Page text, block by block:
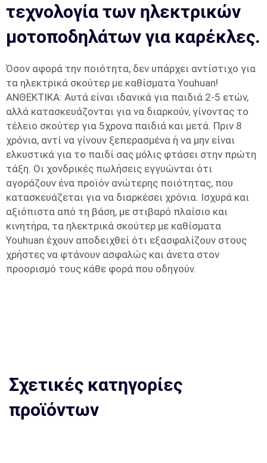
τεχνολογία των ηλεκτρικών
μοτοποδηλάτων για καρέκλες.
Όσον αφορά την ποιότητα, δεν υπάρχει αντίστιχο για
τα ηλεκτρικά σκούτερ με καθίσματα Youhuan!
ΑΝΘΕΚΤΙΚΑ: Αυτά είναι ιδανικά για παιδιά 2-5 ετών,
αλλά κατασκευάζονται για να διαρκούν, γίνοντας το
τέλειο σκούτερ για 5χρονα παιδιά και μετά. Πριν 8
χρόνια, αντί να γίνουν ξεπερασμένα ή να μην είναι
ελκυστικά για το παιδί σας μόλις φτάσει στην πρώτη
τάξη. Οι χονδρικές πωλήσεις εγγυώνται ότι
αγοράζουν ένα προϊόν ανώτερης ποιότητας, που
κατασκευάζεται για να διαρκέσει χρόνια. Ισχυρά και
αξιόπιστα από τη βάση, με στιβαρό πλαίσιο και
κινητήρα, τα ηλεκτρικά σκούτερ με καθίσματα
Youhuan έχουν αποδειχθεί ότι εξασφαλίζουν στους
χρήστες να φτάνουν ασφαλώς και άνετα στον
προορισμό τους κάθε φορά που οδηγούν.
Σχετικές κατηγορίες
προϊόντων